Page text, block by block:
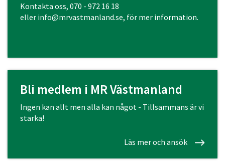
Kontakta oss, 070 - 972 16 18
eller info@mrvastmanland.se, för mer information.
Bli medlem i MR Västmanland
Ingen kan allt men alla kan något - Tillsammans är vi
starka!
Läs mer och ansök